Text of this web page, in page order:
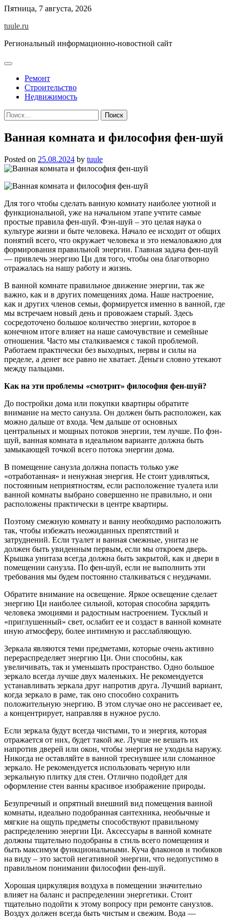
Skip
content
Пятница, 7 августа, 2026
tuule.ru
Региональный информационно-новостной сайт
Ремонт
Строительство
Недвижимость
Найти:
Ванная комната и философия фен-шуй
Posted on 25.08.2024 by tuule
Для того чтобы сделать ванную комнату наиболее уютной и
функциональной, уже на начальном этапе учтите самые
простые правила фен-шуй. Фэн-шуй – это целая наука о
культуре жизни и быте человека. Начало ее исходит от общих
понятий всего, что окружает человека и это немаловажно для
формирования правильной энергии. Главная задача фен-шуй
— привлечь энергию Ци для того, чтобы она благотворно
отражалась на нашу работу и жизнь.
В ванной комнате правильное движение энергии, так же
важно, как и в других помещениях дома. Наше настроение,
как и других членов семьи, формируется именно в ванной, где
мы встречаем новый день и провожаем старый. Здесь
сосредоточено большое количество энергии, которое в
конечном итоге влияет на наше самочувствие и семейные
отношения. Часто мы сталкиваемся с такой проблемой.
Работаем практически без выходных, нервы и силы на
пределе, а денег все равно не хватает. Деньги словно утекают
между пальцами.
Как на эти проблемы «смотрит» философия фен-шуй?
До постройки дома или покупки квартиры обратите
внимание на место санузла. Он должен быть расположен, как
можно дальше от входа. Чем дальше от основных
центральных и мощных потоков энергии, тем лучше. По фэн-
шуй, ванная комната в идеальном варианте должна быть
замыкающей точкой всего потока энергии дома.
В помещение санузла должна попасть только уже
«отработанная» и ненужная энергия. Не стоит удивляться,
постоянным неприятностям, если расположение туалета или
ванной комнаты выбрано совершенно не правильно, и они
расположены практически в центре квартиры.
Поэтому смежную комнату и ванну необходимо расположить
так, чтобы избежать неожиданных препятствий и
затруднений. Если туалет и ванная смежные, унитаз не
должен быть увиденным первым, если мы откроем дверь.
Крышка унитаза всегда должна быть закрытой, как и двери в
помещении санузла. По фен-шуй, если не выполнить эти
требования мы будем постоянно сталкиваться с неудачами.
Обратите внимание на освещение. Яркое освещение сделает
энергию Ци наиболее сильной, которая способна зарядить
человека эмоциями и радостным настроением. Тусклый и
«приглушенный» свет, ослабит ее и создаст в ванной комнате
иную атмосферу, более интимную и расслабляющую.
Зеркала являются теми предметами, которые очень активно
перераспределяет энергию Ци. Они способны, как
увеличивать, так и уменьшать пространство. Одно большое
зеркало всегда лучше двух маленьких. Не рекомендуется
устанавливать зеркала друг напротив друга. Лучший вариант,
когда зеркало в раме, так оно способно сохранить
положительную энергию. В этом случае оно не рассеивает ее,
а концентрирует, направляя в нужное русло.
Если зеркала будут всегда чистыми, то и энергия, которая
отражается от них, будет такой же. Лучше не вешать их
напротив дверей или окон, чтобы энергия не уходила наружу.
Никогда не оставляйте в ванной треснувшее или сломанное
зеркало. Не рекомендуется использовать черную или
зеркальную плитку для стен. Отлично подойдет для
оформление стен ванны красивое изображение природы.
Безупречный и опрятный внешний вид помещения ванной
комнаты, идеально подобранная сантехника, необычные и
мягкие на ощупь предметы способствуют правильному
распределению энергии Ци. Аксессуары в ванной комнате
должны тщательно подобраны в стиль всего помещения и
быть максимум функциональными. Куча флаконов и тюбиков
на виду – это застой негативной энергии, что недопустимо в
правильном понимании философии фен-шуй.
Хорошая циркуляция воздуха в помещении значительно
влияет на баланс и распределении энергетики. Стоит
тщательно подойти к этому вопросу при ремонте санузлов.
Воздух должен всегда быть чистым и свежим. Вода —